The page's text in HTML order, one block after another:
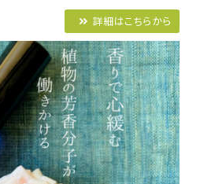
詳細はこちらから